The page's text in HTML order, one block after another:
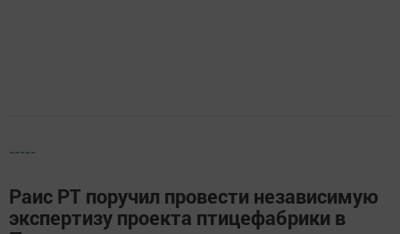
-----
Раис РТ поручил провести независимую
экспертизу проекта птицефабрики в